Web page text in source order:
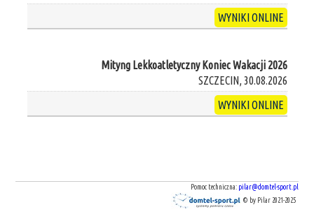
WYNIKI ONLINE
Mityng Lekkoatletyczny Koniec Wakacji 2026
SZCZECIN, 30.08.2026
WYNIKI ONLINE
Pomoc techniczna: pilar@domtel-sport.pl
© by Pilar 2021-2025